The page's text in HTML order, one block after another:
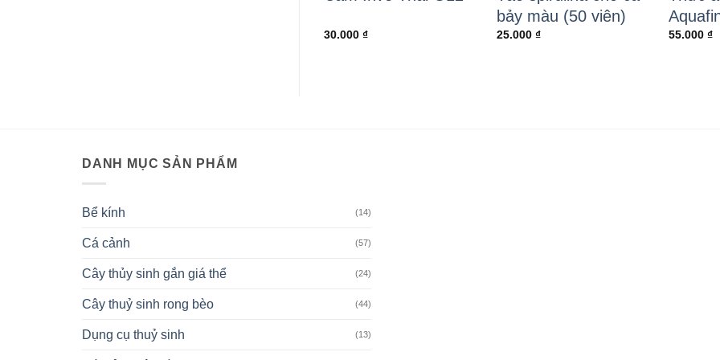
30.000 ₫
bảy màu (50 viên)
25.000 ₫ 55.000₫
DANH MỤC SẢN PHẨM
Bể kính (14)
Cá cảnh (57)
Cây thủy sinh gắn giá thể (24)
Cây thuỷ sinh rong bèo (44)
Dụng cụ thuỷ sinh (13)